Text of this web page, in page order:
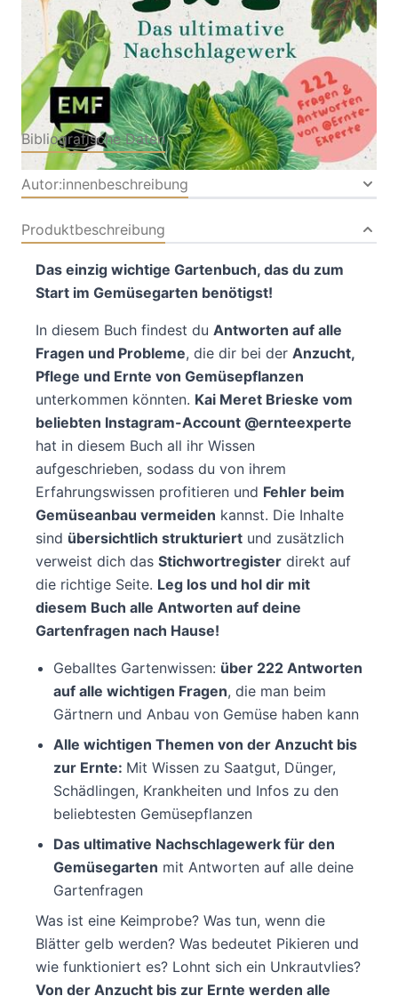
Buch 240 Seiten
Softcover
ISBN: 978-3-74593222-
Bibliografische Daten
Autor:innenbeschreibung
Produktbeschreibung
Das einzig wichtige Gartenbuch, das du zum
Start im Gemüsegarten benötigst!
In diesem Buch findest du Antworten auf alle
Fragen und Probleme, die dir bei der Anzucht,
Pflege und Ernte von Gemüsepflanzen
unterkommen könnten. Kai Meret Brieske vom
beliebten Instagram-Account @ernteexperte
hat in diesem Buch all ihr Wissen
aufgeschrieben, sodass du von ihrem
Erfahrungswissen profitieren und Fehler beim
Gemüseanbau vermeiden kannst. Die Inhalte
sind übersichtlich strukturiert und zusätzlich
verweist dich das Stichwortregister direkt auf
die richtige Seite. Leg los und hol dir mit
diesem Buch alle Antworten auf deine
Gartenfragen nach Hause!
Geballtes Gartenwissen: über 222 Antworten
auf alle wichtigen Fragen, die man beim
Gärtnern und Anbau von Gemüse haben kann
Alle wichtigen Themen von der Anzucht bis
zur Ernte: Mit Wissen zu Saatgut, Dünger,
Schädlingen, Krankheiten und Infos zu den
beliebtesten Gemüsepflanzen
Das ultimative Nachschlagewerk für den
Gemüsegarten mit Antworten auf alle deine
Gartenfragen
Was ist eine Keimprobe? Was tun, wenn die
Blätter gelb werden? Was bedeutet Pikieren und
wie funktioniert es? Lohnt sich ein Unkrautvlies?
Von der Anzucht bis zur Ernte werden alle